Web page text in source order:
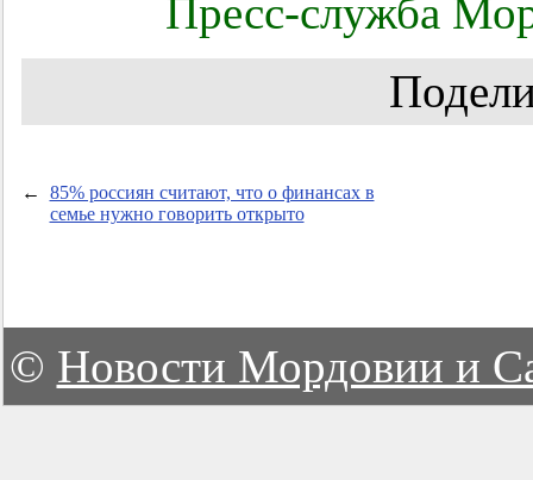
Пресс-служба
←
85% россиян считают, что о финансах в
семье нужно говорить открыто
© Новости Мордовии и